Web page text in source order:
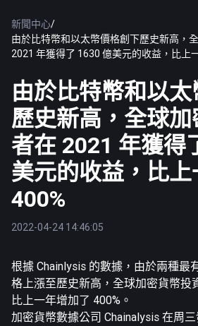
新聞中心/
由於比特幣和以太幣價格創下歷史新高，
2021 年獲得了 1630 億美元的收益，比上
由於比特幣和以
歷史新高，全球
者在 2021 年獲得
美元的收益，比
400%
2022-04-24 14:46:05
根據 Chainlysis 的數據，由於兩種最
格上漲至歷史新高，全球加密貨幣投
比上一年增加了 400%。
加密貨幣數據公司 Chainalysis 在周